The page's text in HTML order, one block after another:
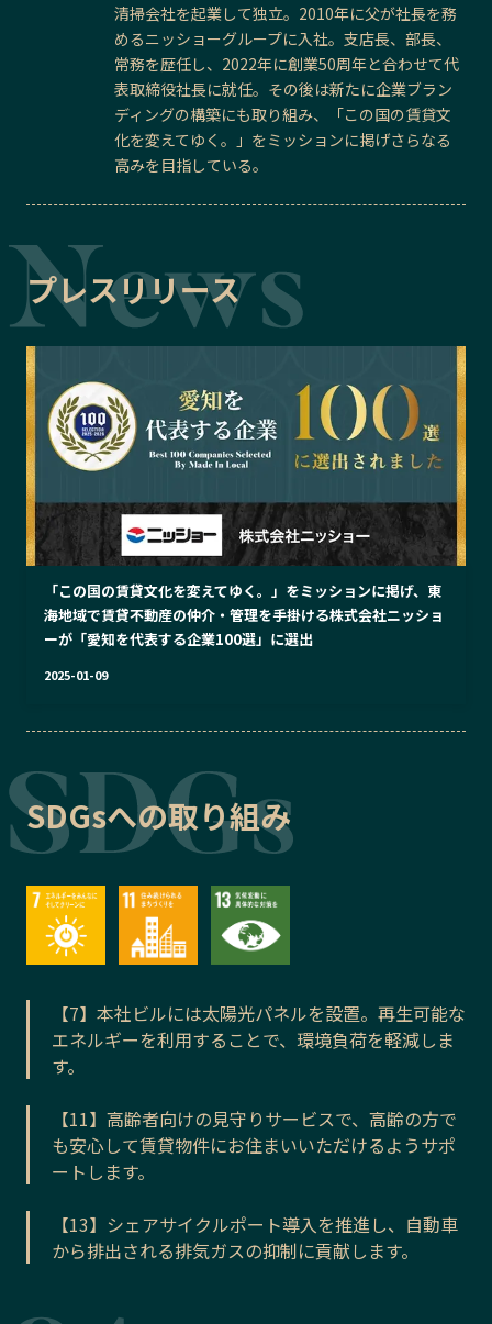
清掃会社を起業して独立。2010年に父が社長を務
めるニッショーグループに入社。支店長、部長、
常務を歴任し、2022年に創業50周年と合わせて代
表取締役社長に就任。その後は新たに企業ブラン
ディングの構築にも取り組み、「この国の賃貸文
化を変えてゆく。」をミッションに掲げさらなる
高みを目指している。
プレスリリース
「この国の賃貸文化を変えてゆく。」をミッションに掲げ、東
海地域で賃貸不動産の仲介・管理を手掛ける株式会社ニッショ
ーが「愛知を代表する企業100選」に選出
2025-01-09
SDGsへの取り組み
【7】本社ビルには太陽光パネルを設置。再生可能な
エネルギーを利用することで、環境負荷を軽減しま
す。
【11】高齢者向けの見守りサービスで、高齢の方で
も安心して賃貸物件にお住まいいただけるようサポ
ートします。
【13】シェアサイクルポート導入を推進し、自動車
から排出される排気ガスの抑制に貢献します。